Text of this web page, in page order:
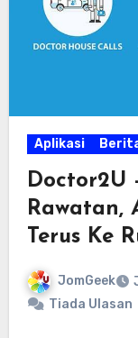
Aplikasi
Doctor2U
Rawatan,
Terus Ke
JomGeek
Tiada Ulasan